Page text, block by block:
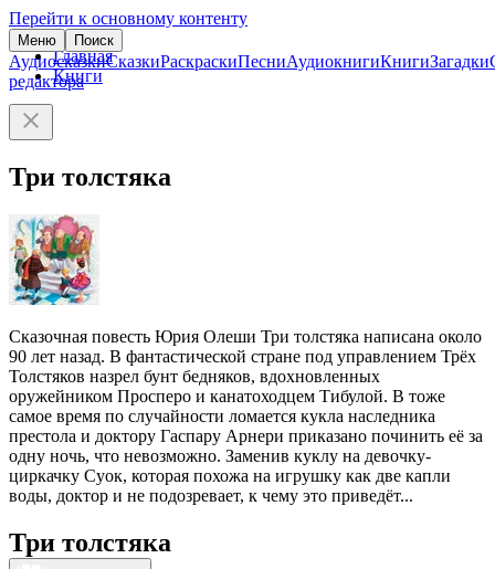
Перейти к основному контенту
Меню Поиск
АудиосказкиСказкиРаскраскиПесниАудиокнигиКнигиЗагадки
редактора
Главная
Книги
Три толстяка
Сказочная повесть Юрия Олеши Три толстяка написана около
90 лет назад. В фантастической стране под управлением Трёх
Толстяков назрел бунт бедняков, вдохновленных
оружейником Просперо и канатоходцем Тибулой. В тоже
самое время по случайности ломается кукла наследника
престола и доктору Гаспару Арнери приказано починить её за
одну ночь, что невозможно. Заменив куклу на девочку-
циркачку Суок, которая похожа на игрушку как две капли
воды, доктор и не подозревает, к чему это приведёт...
Три толстяка